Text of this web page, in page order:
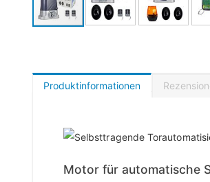
Produktinformationen
Motor für automatische